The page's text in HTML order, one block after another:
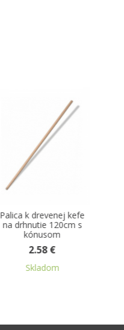
Palica k zmetáku natural
drevo 120cm so
závitom
2.67 €
Skladom